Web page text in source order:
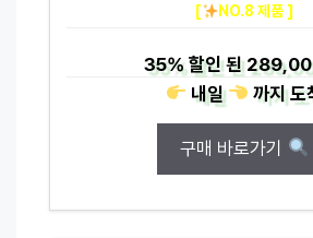
[ NO.8 제품 ]
35%할인 된
내일
까지도
구매 바로가기